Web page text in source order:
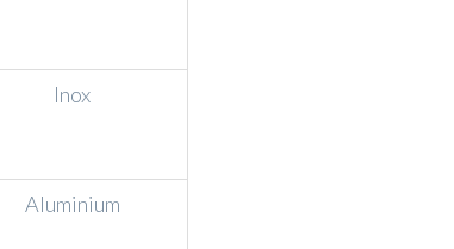
Inox
Aluminium